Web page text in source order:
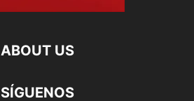
ABOUT US
SÍGUENOS